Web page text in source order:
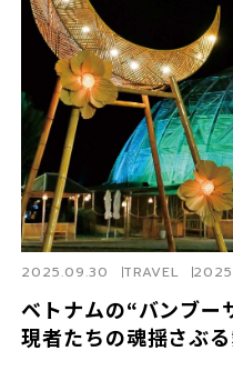
ベトナムの“バンブー
現者たちの魂揺さぶ
2025.09.30 TRAVEL